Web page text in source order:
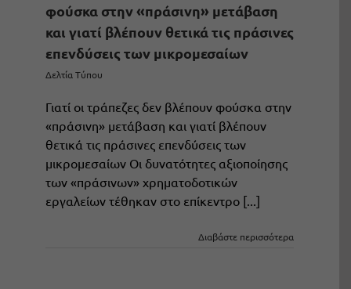
φούσκα στην «πράσινη» μετάβαση
και γιατί βλέπουν θετικά τις πράσινες
επενδύσεις των μικρομεσαίων
Δελτία Τύπου
Γιατί οι τράπεζες δεν βλέπουν φούσκα στην
«πράσινη» μετάβαση και γιατί βλέπουν
θετικά τις πράσινες επενδύσεις των
μικρομεσαίων Οι δυνατότητες αξιοποίησης
των «πράσινων» χρηματοδοτικών
εργαλείων τέθηκαν στο επίκεντρο [...]
Διαβάστε περισσότερα